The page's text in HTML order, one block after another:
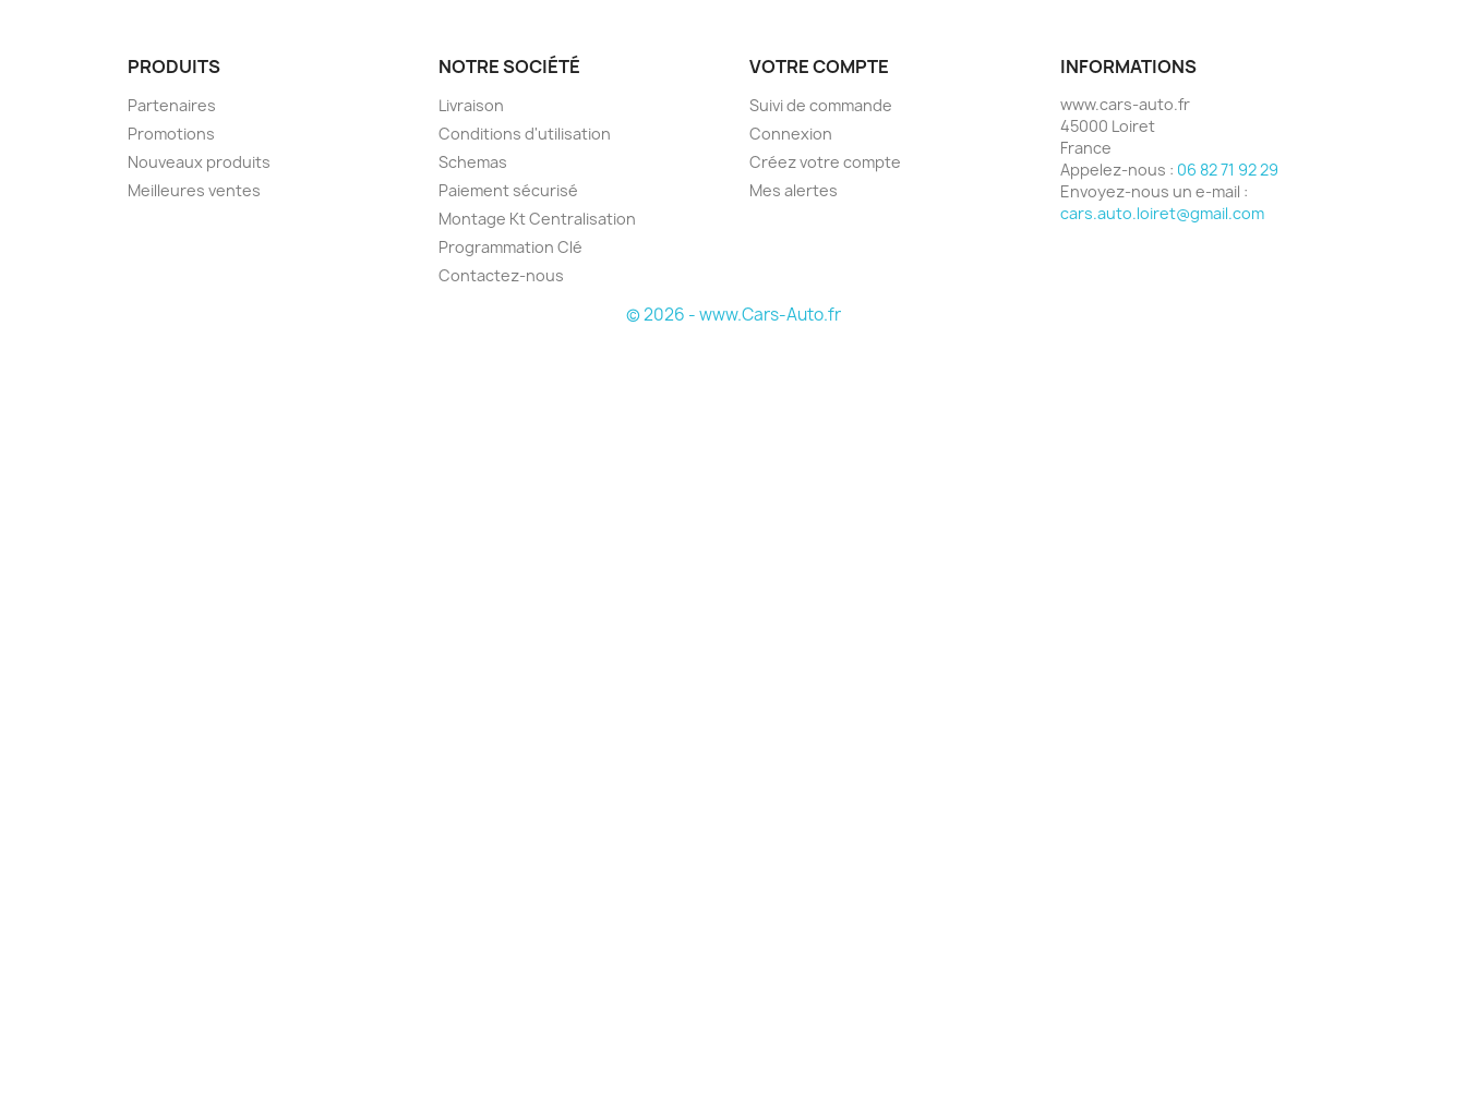
PRODUITS
Partenaires
Promotions
Nouveaux produits
Meilleures ventes
NOTRE SOCIÉTÉ
Livraison
Conditions d'utilisation
Schemas
Paiement sécurisé
Montage Kt Centralisation
Programmation Clé
Contactez-nous
VOTRE COMPTE
Suivi de commande
Connexion
Créez votre compte
Mes alertes
INFORMATIONS
www.cars-auto.fr
45000 Loiret
France
Appelez-nous : 06 82 71 92 29
Envoyez-nous un e-mail :
cars.auto.loiret@gmail.com
© 2026 - www.Cars-Auto.fr